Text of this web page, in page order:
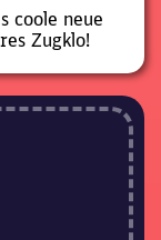
coole neue
Zugklo!